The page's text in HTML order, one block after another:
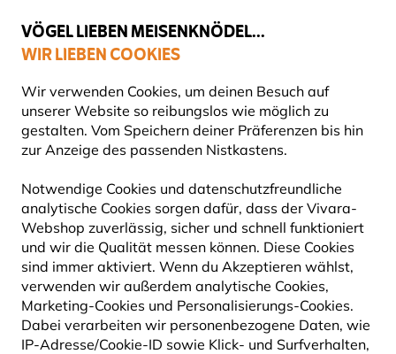
VÖGEL LIEBEN MEISENKNÖDEL...
WIR LIEBEN COOKIES
Wir verwenden Cookies, um deinen Besuch auf
unserer Website so reibungslos wie möglich zu
gestalten. Vom Speichern deiner Präferenzen bis hin
zur Anzeige des passenden Nistkastens.
Notwendige Cookies und datenschutzfreundliche
analytische Cookies sorgen dafür, dass der Vivara-
Webshop zuverlässig, sicher und schnell funktioniert
und wir die Qualität messen können. Diese Cookies
sind immer aktiviert. Wenn du Akzeptieren wählst,
verwenden wir außerdem analytische Cookies,
Marketing-Cookies und Personalisierungs-Cookies.
Dabei verarbeiten wir personenbezogene Daten, wie
IP-Adresse/Cookie-ID sowie Klick- und Surfverhalten,
Top-bewertet in 11 Ländern
Gratis Versand ab 49 €
Vogelfuttersysteme Erdnussbutterhäuser für Vögel
15% RABATT